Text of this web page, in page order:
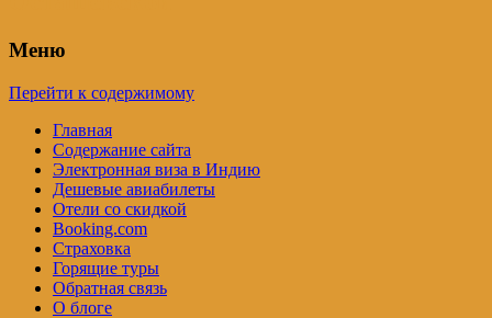
Меню
Перейти к содержимому
Главная
Содержание сайта
Электронная виза в Индию
Дешевые авиабилеты
Отели со скидкой
Booking.com
Страховка
Горящие туры
Обратная связь
О блоге